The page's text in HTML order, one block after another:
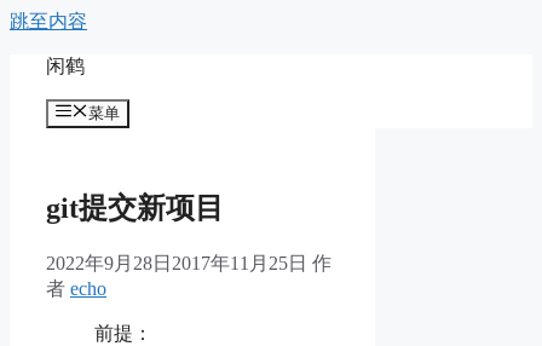
跳至内容
闲鹤
菜单
git提交新项目
2022年9月28日 2017年11月25日 作
者 echo
前提：